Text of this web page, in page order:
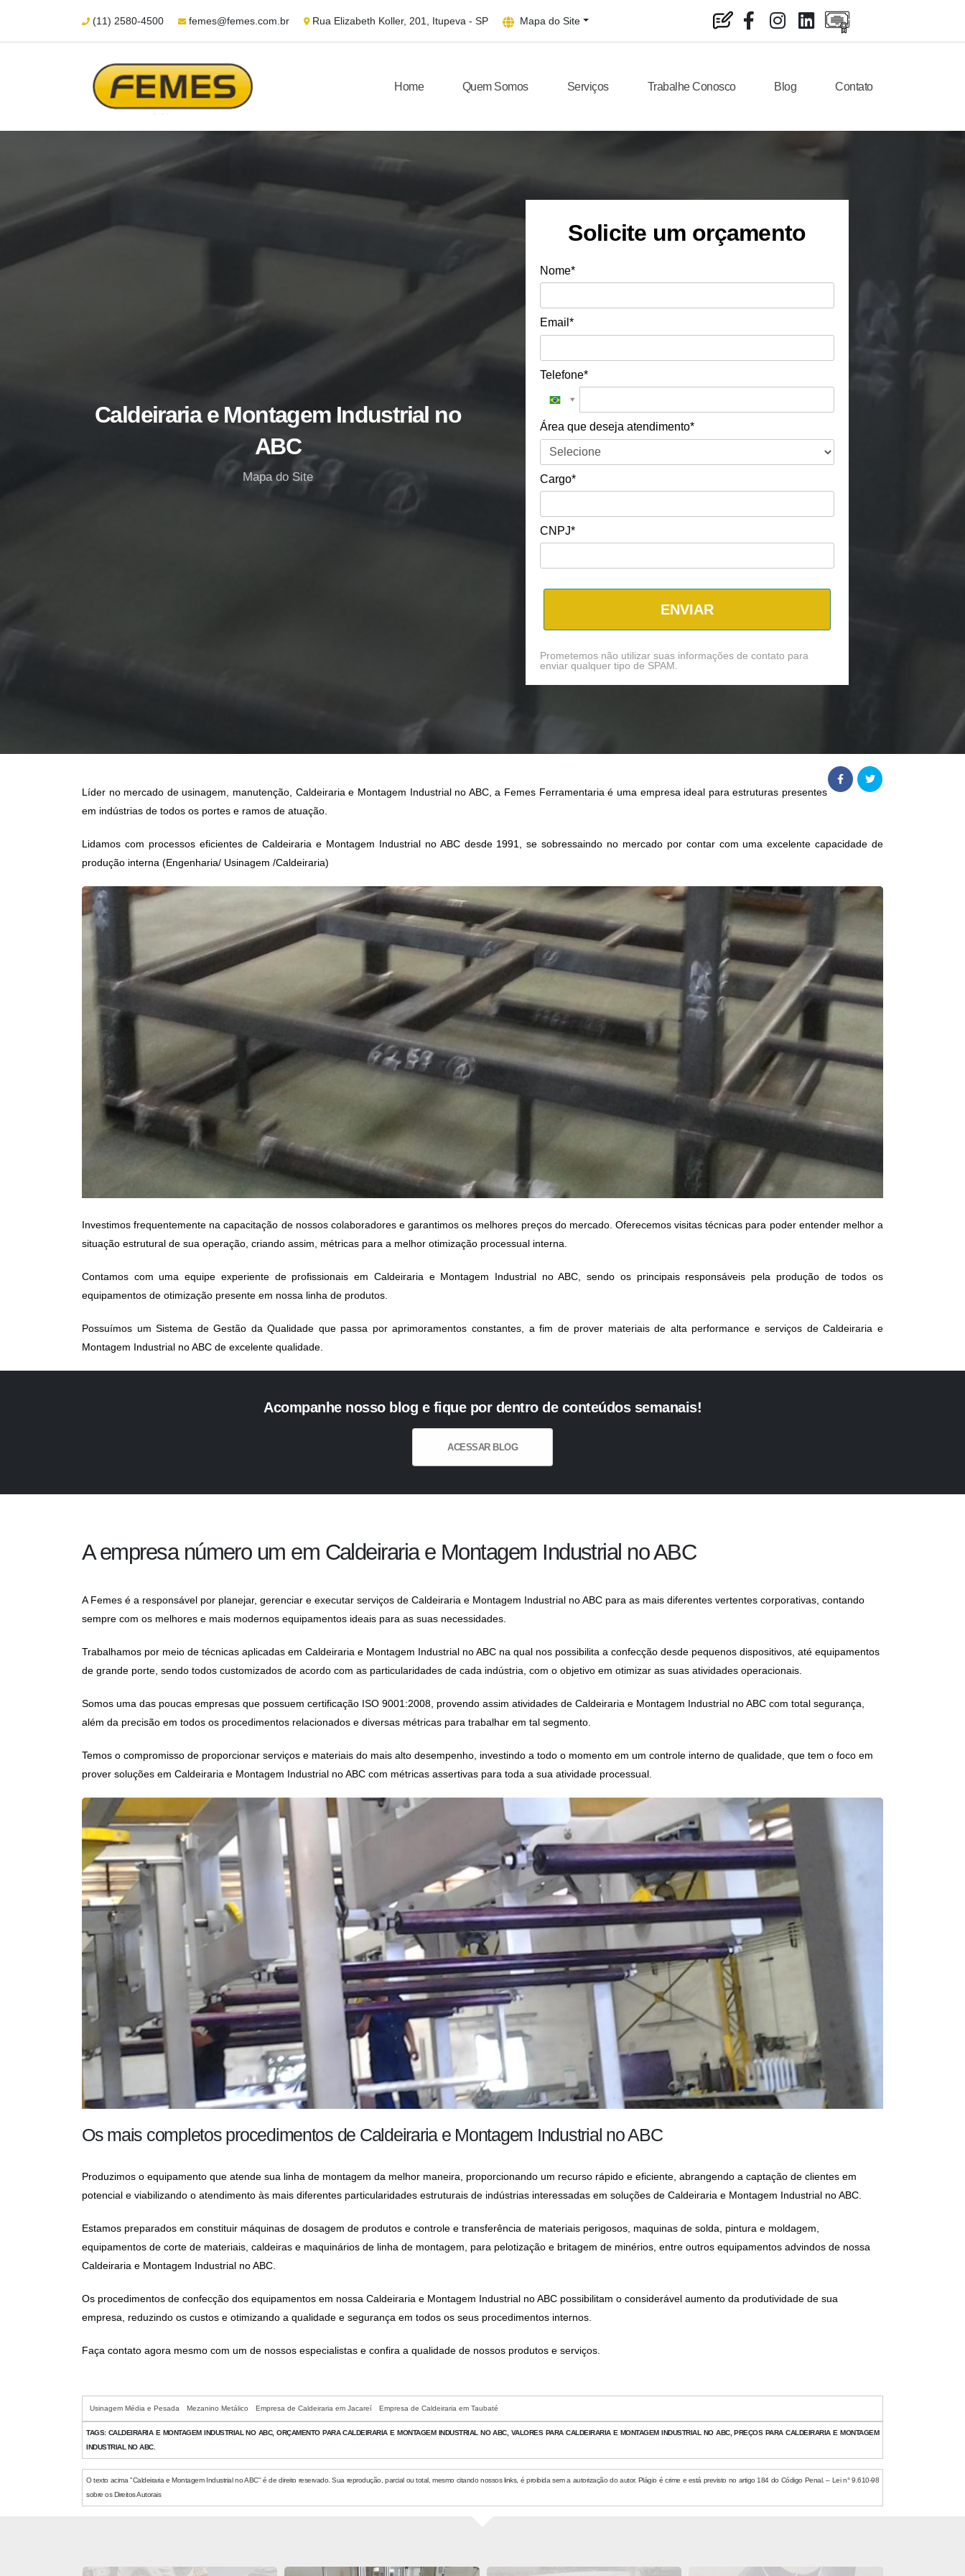
(11) 2580-4500 femes@femes.com.br Rua Elizabeth Koller, 201, Itupeva - SP Mapa do Site
Home Quem Somos Serviços Trabalhe Conosco Blog Contato
Caldeiraria e Montagem Industrial no
ABC
Mapa do Site
Solicite um orçamento
Nome*
Email*
Telefone*
Área que deseja atendimento*
Cargo*
CNPJ*
ENVIAR
Prometemos não utilizar suas informações de contato para
enviar qualquer tipo de SPAM.
Líder no mercado de usinagem, manutenção, Caldeiraria e Montagem Industrial no ABC,a Femes Ferramentaria é uma empresa ideal para estruturas presentes
em indústrias de todos os portes e ramos de atuação.
Lidamos com processos eficientes deCaldeiraria e Montagem Industrial no ABCdesde 1991, se sobressaindo no mercado por contar com uma excelente capacidade de
produção interna (Engenharia/ Usinagem /Caldeiraria)
Investimos frequentemente na capacitação de nossos colaboradores e garantimos os melhores preços do mercado. Oferecemos visitas técnicas para poder entender melhor a
situação estrutural de sua operação, criando assim, métricas para a melhor otimização processual interna.
Contamos com uma equipe experiente de profissionais em Caldeiraria e Montagem Industrial no ABC,
sendo os principais responsáveis pela produção de todos os
equipamentos de otimização presente em nossa linha de produtos.
Possuímos um Sistema de Gestão da Qualidade que passa por aprimoramentos constantes, a fim de prover materiais de alta performance e serviços deCaldeiraria e
Montagem Industrial no ABC de excelente qualidade.
Acompanhe nosso blog e fique por dentro de conteúdos semanais!
ACESSAR BLOG
A empresa número um em Caldeiraria e Montagem Industrial no ABC
A Femes é a responsável por planejar, gerenciar e executar serviços de Caldeiraria e Montagem Industrial no ABC para as mais diferentes vertentes corporativas, contando
sempre com os melhores e mais modernos equipamentos ideais para as suas necessidades.
Trabalhamos por meio de técnicas aplicadas em Caldeiraria e Montagem Industrial no ABC na qual nos possibilita a confecção desde pequenos dispositivos, até equipamentos
de grande porte, sendo todos customizados de acordo com as particularidades de cada indústria, com o objetivo em otimizar as suas atividades operacionais.
Somos uma das poucas empresas que possuem certificação ISO 9001:2008, provendo assim atividades de Caldeiraria e Montagem Industrial no ABC com total segurança,
além da precisão em todos os procedimentos relacionados e diversas métricas para trabalhar em tal segmento.
Temos o compromisso de proporcionar serviços e materiais do mais alto desempenho, investindo a todo o momento em um controle interno de qualidade, que tem o foco em
prover soluções em Caldeiraria e Montagem Industrial no ABC com métricas assertivas para toda a sua atividade processual.
Os mais completos procedimentos de Caldeiraria e Montagem Industrial no ABC
Produzimos o equipamento que atende sua linha de montagem da melhor maneira, proporcionando um recurso rápido e eficiente, abrangendo a captação de clientes em
potencial e viabilizando o atendimento às mais diferentes particularidades estruturais de indústrias interessadas em soluções de Caldeiraria e Montagem Industrial no ABC.
Estamos preparados em constituir máquinas de dosagem de produtos e controle e transferência de materiais perigosos, maquinas de solda, pintura e moldagem,
equipamentos de corte de materiais, caldeiras e maquinários de linha de montagem, para pelotização e britagem de minérios, entre outros equipamentos advindos de nossa
Caldeiraria e Montagem Industrial no ABC
Os procedimentos de confecção dos equipamentos em nossa Caldeiraria e Montagem Industrial no ABC possibilitam o considerável aumento da produtividade de sua
empresa, reduzindo os custos e otimizando a qualidade e segurança em todos os seus procedimentos internos.
Faça contato agora mesmo com um de nossos especialistas e confira a qualidade de nossos produtos e serviços.
Usinagem Média e Pesada Mezanino Metálico Empresa de Caldeiraria em Jacareí Empresa de Caldeiraria em Taubaté
TAGS:CALDEIRARIA E MONTAGEM INDUSTRIAL NO ABC, ORÇAMENTO PARA CALDEIRARIA E MONTAGEM INDUSTRIAL NO ABC, VALORES PARA CALDEIRARIA E MONTAGEM INDUSTRIAL NO ABC, PREÇOS PARA CALDEIRARIA E MONTAGEM
INDUSTRIAL NO ABC.
O texto acima "Caldeiraria e Montagem Industrial no ABC" é de direito reservado. Sua reprodução, parcial ou total, mesmo citando nossos links, é proibida sem a autorização do autor. Plágio é crime e está previsto no artigo 184 do Código Penal. – Lei n° 9.610-98
sobre os Direitos Autorais